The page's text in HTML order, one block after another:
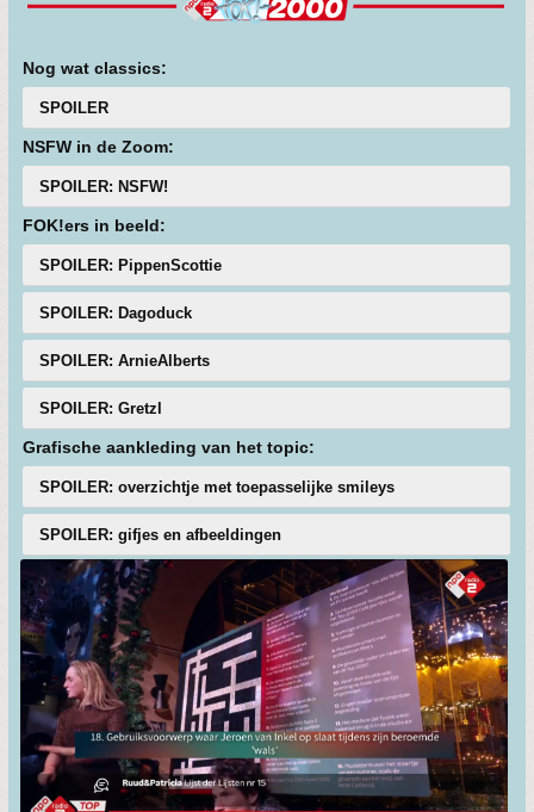
Nog wat classics:
SPOILER
NSFW in de Zoom:
SPOILER: NSFW!
FOK!ers in beeld:
SPOILER: PippenScottie
SPOILER: Dagoduck
SPOILER: ArnieAlberts
SPOILER: Gretzl
Grafische aankleding van het topic:
SPOILER: overzichtje met toepasselijke smileys
SPOILER: gifjes en afbeeldingen